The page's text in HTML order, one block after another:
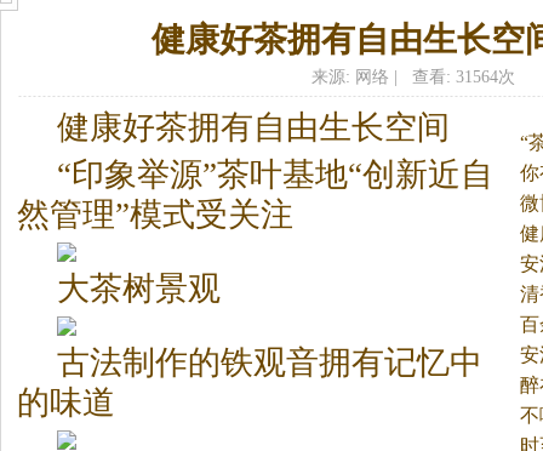
健康好茶拥有自由生长空
来源: 网络 | 查看: 31564次
“
开
反
健康好茶拥有自由生长空间
“印象举源”茶叶基地“创新近自
然管理”模式受关注
大茶树景观
古法制作的铁观音拥有记忆中
的味道